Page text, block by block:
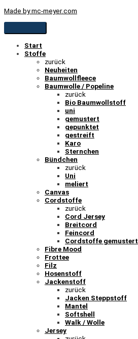
Made by mc-meyer.com
Start
Stoffe
zurück
Neuheiten
Baumwollfleece
Baumwolle / Popeline
zurück
Bio Baumwollstoff
uni
gemustert
gepunktet
gestreift
Karo
Sternchen
Bündchen
zurück
Uni
meliert
Canvas
Cordstoffe
zurück
Cord Jersey
Breitcord
Feincord
Cordstoffe gemustert
Fibre Mood
Frottee
Filz
Hosenstoff
Jackenstoff
zurück
Jacken Steppstoff
Mantel
Softshell
Walk / Wolle
Jersey